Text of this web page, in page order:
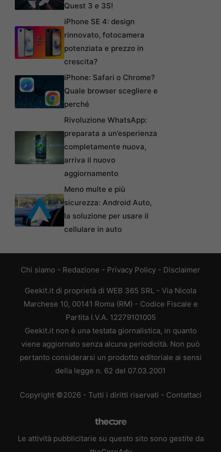
Quest 3 e 3S!
iPhone SE 4: design
rinnovato, fotocamera
potenziata e prezzo in
crescita?
iPhone: Safari o Chrome?
Quale browser scegliere e
perché
Rivoluzione WhatsApp:
preparata a un’esperienza
completamente nuova,
arriva il nuovo
aggiornamento
Meno multe e più
sicurezza: Android Auto,
la soluzione per usare il
cellulare in auto
Chi siamo - Redazione - Privacy Policy - Disclaimer
Geekit.it di proprietà di WEB 365 SRL - Via Nicola
Marchese 10, 00141 Roma (RM) - Codice Fiscale e
Partita I.V.A. 12279101005
Geekit.it non è una testata giornalistica, in quanto
viene aggiornato senza alcuna periodicità. Non può
pertanto considerarsi un prodotto editoriale ai sensi
della legge n. 62 del 07.03.2001
Copyright ©2026 - Tutti i diritti riservati - Contattaci
Le attività pubblicitarie su questo sito sono gestite da